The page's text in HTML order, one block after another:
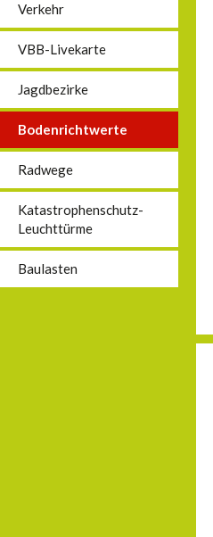
Verkehr
VBB-Livekarte
Jagdbezirke
Bodenrichtwerte
Radwege
Katastrophenschutz-
Leuchttürme
Baulasten